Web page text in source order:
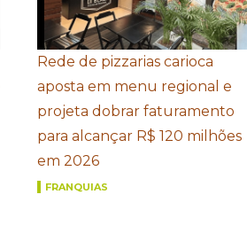
Rede de pizzarias carioca
aposta em menu regional e
projeta dobrar faturamento
para alcançar R$ 120 milhões
em 2026
FRANQUIAS